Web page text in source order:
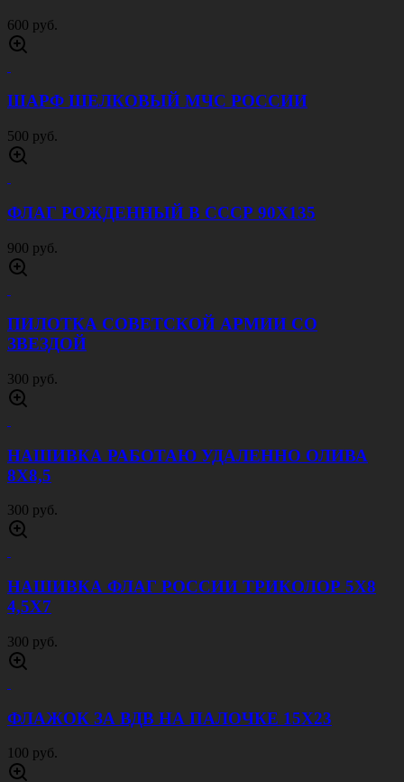
600 руб.
ШАРФ ШЕЛКОВЫЙ МЧС РОССИИ
500 руб.
ФЛАГ РОЖДЕННЫЙ В СССР 90Х135
900 руб.
ПИЛОТКА СОВЕТСКОЙ АРМИИ CО
ЗВЕЗДОЙ
300 руб.
НАШИВКА РАБОТАЮ УДАЛЕННО ОЛИВА
8Х8,5
300 руб.
НАШИВКА ФЛАГ РОССИИ ТРИКОЛОР 5Х8
4,5Х7
300 руб.
ФЛАЖОК ЗА ВДВ НА ПАЛОЧКЕ 15Х23
100 руб.